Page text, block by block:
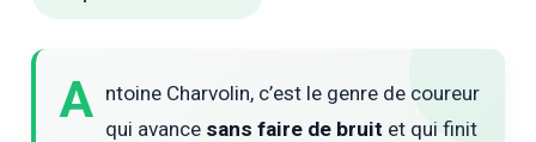
A ntoine Charvolin, c’est le genre de coureur
qui avance sans faire de bruit et qui finit